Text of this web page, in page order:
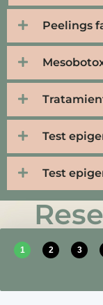
Peelings
Test
Test
1 2 3